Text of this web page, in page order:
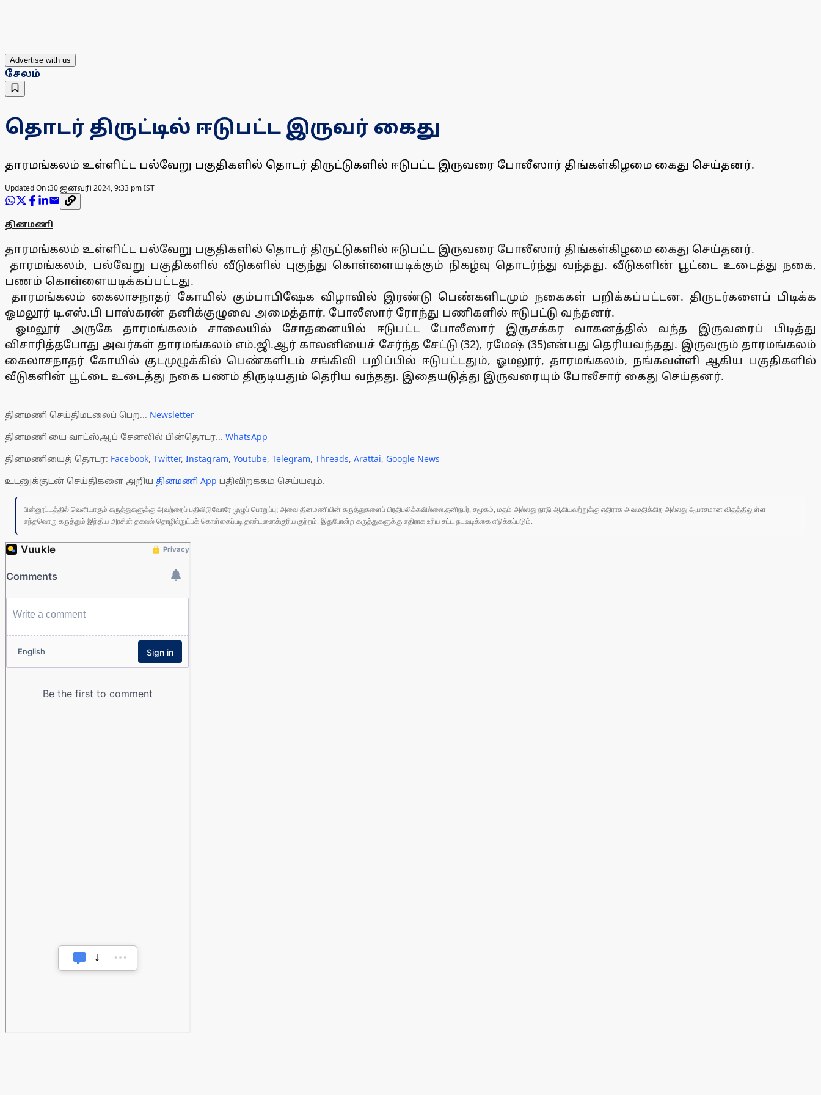
Advertise with us
சேலம்
தொடர் திருட்டில் ஈடுபட்ட இருவர் கைது
தாரமங்கலம் உள்ளிட்ட பல்வேறு பகுதிகளில் தொடர் திருட்டுகளில் ஈடுபட்ட இருவரை போலீஸார் திங்கள்கிழமை கைது செய்தனர்.
Updated On :30 ஜனவரி 2024, 9:33 pm IST
தினமணி
தாரமங்கலம் உள்ளிட்ட பல்வேறு பகுதிகளில் தொடர் திருட்டுகளில் ஈடுபட்ட இருவரை போலீஸார் திங்கள்கிழமை கைது செய்தனர்.
தாரமங்கலம், பல்வேறு பகுதிகளில் வீடுகளில் புகுந்து கொள்ளையடிக்கும் நிகழ்வு தொடர்ந்து வந்தது. வீடுகளின் பூட்டை உடைத்து நகை,
பணம் கொள்ளையடிக்கப்பட்டது.
தாரமங்கலம் கைலாசநாதர் கோயில் கும்பாபிஷேக விழாவில் இரண்டு பெண்களிடமும் நகைகள் பறிக்கப்பட்டன. திருடர்களைப் பிடிக்க
ஓமலூர் டி.எஸ்.பி பாஸ்கரன் தனிக்குழுவை அமைத்தார். போலீஸார் ரோந்து பணிகளில் ஈடுபட்டு வந்தனர்.
ஓமலூர் அருகே தாரமங்கலம் சாலையில் சோதனையில் ஈடுபட்ட போலீஸார் இருசக்கர வாகனத்தில் வந்த இருவரைப் பிடித்து
விசாரித்தபோது அவர்கள் தாரமங்கலம் எம்.ஜி.ஆர் காலனியைச் சேர்ந்த சேட்டு (32), ரமேஷ் (35)என்பது தெரியவந்தது. இருவரும் தாரமங்கலம்
கைலாசநாதர் கோயில் குடமுழுக்கில் பெண்களிடம் சங்கிலி பறிப்பில் ஈடுபட்டதும், ஓமலூர், தாரமங்கலம், நங்கவள்ளி ஆகிய பகுதிகளில்
வீடுகளின் பூட்டை உடைத்து நகை பணம் திருடியதும் தெரிய வந்தது. இதையடுத்து இருவரையும் போலீசார் கைது செய்தனர்.
தினமணி செய்திமடலைப் பெற... Newsletter
தினமணி'யை வாட்ஸ்ஆப் சேனலில் பின்தொடர... WhatsApp
தினமணியைத் தொடர: Facebook, Twitter, Instagram, Youtube, Telegram, Threads, Arattai, Google News
உடனுக்குடன் செய்திகளை அறிய தினமணி App பதிவிறக்கம் செய்யவும்.
பின்னூட்டத்தில் வெளியாகும் கருத்துகளுக்கு அவற்றைப் பதிவிடுவோரே முழுப் பொறுப்பு; அவை தினமணியின் கருத்துகளைப் பிரதிபலிக்கவில்லை.தனிநபர், சமூகம், மதம் அல்லது நாடு ஆகியவற்றுக்கு எதிராக அவமதிக்கிற அல்லது ஆபாசமான விதத்திலுள்ள
எந்தவொரு கருத்தும் இந்திய அரசின் தகவல் தொழில்நுட்பக் கொள்கைப்படி தண்டனைக்குரிய குற்றம். இதுபோன்ற கருத்துகளுக்கு எதிராக உரிய சட்ட நடவடிக்கை எடுக்கப்படும்.